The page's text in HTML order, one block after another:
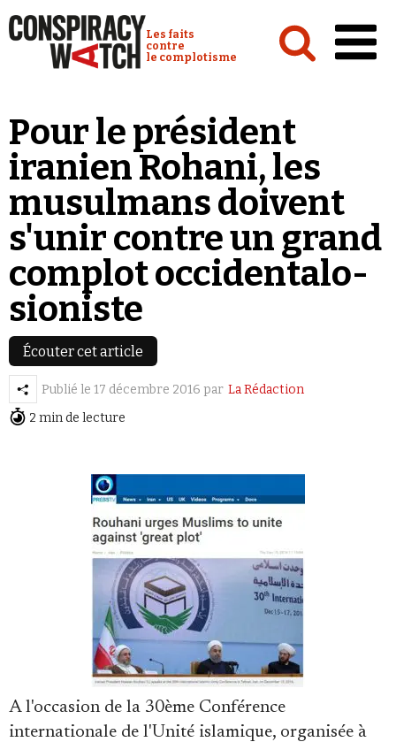
Conspiracy Watch :
Les faits
contre
le complotisme
Analyses
Conspipédia
Vidéos
Émissions
Revues de presse
Newsletter
Faire un don
Demander à Vera
Pour le président
iranien Rohani, les
musulmans doivent
s'unir contre un grand
complot occidentalo-
sioniste
Écouter cet article
Publié le 17 décembre 2016 par La Rédaction
2 min de lecture
A l'occasion de la 30ème Conférence
internationale de l'Unité islamique, organisée à